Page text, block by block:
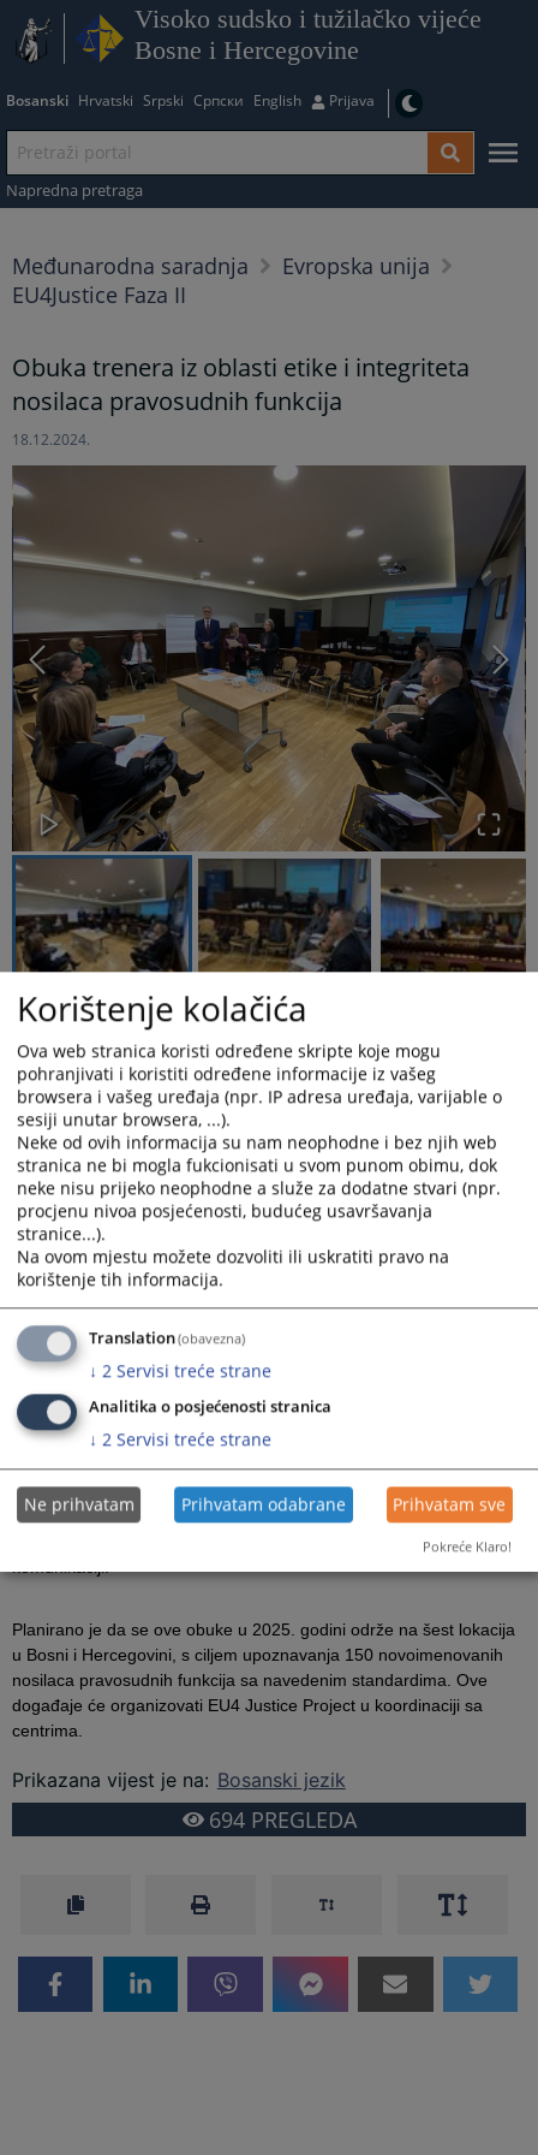
Visoko sudsko i tužilačko vijeće
Bosne i Hercegovine
Bosanski Hrvatski Srpski Српски English Prijava
Napredna pretraga
Međunarodna saradnja
Evropska unija
EU4Justice Faza II
Obuka trenera iz oblasti etike i integriteta
nosilaca pravosudnih funkcija
18.12.2024.
edukaciju sudija i tužilaca Federacije BiH i Republike Srpske održan
je program obuke trenera s ciljem da ih obuči vještinama potrebnim
za pružanje početne obuke za novoimenovane nosioce
pravosudnih funkcija. Događaj je organizovao projekat EU4 Justice
u saradnji sa centrima.
Pored učešća 10 trenera – sudija i tužilaca koje su odabrali centri –
kao i predstavnika centara i nadležnih odjela u okviru Sekretarijata
VSTV-a, obuku je vodila dr. Otilia Pacurari, EU4Justice ekspertica.
Njoj su se pridružili Muhamed Tulumović, predsjednik Općinskog
za suzbijanje korupcije, organizovanog kriminala i drugih oblika
privrednog kriminala pri Javnom republičkom tužilaštvu Republike
Odabrani treneri upoznati su s inovativnom metodologijom i
sadržajem koji će se primjenjivati prilikom provođenja budućih
obuka za novoimenovane nosioce pravosudnih funkcija o temama
koje se odnose na najvažnije međunarodne standarde o etici i
integritetu u pravosuđu Bosne i Hercegovine, kao što su
nezavisnost i nepristrasnost te etički izazovi u internoj i eksternoj
Planirano je da se ove obuke u 2025. godini održe na šest lokacija
u Bosni i Hercegovini, s ciljem upoznavanja 150 novoimenovanih
nosilaca pravosudnih funkcija sa navedenim standardima. Ove
događaje će organizovati EU4 Justice Project u koordinaciji sa
centrima.
Prikazana vijest je na: Bosanski jezik
694PREGLEDA
Korištenje kolačića
Ova web stranica koristi određene skripte koje mogu
pohranjivati i koristiti određene informacije iz vašeg
browsera i vašeg uređaja (npr. IP adresa uređaja, varijable o
sesiji unutar browsera, ...).
Neke od ovih informacija su nam neophodne i bez njih web
stranica ne bi mogla fukcionisati u svom punom obimu, dok
neke nisu prijeko neophodne a služe za dodatne stvari (npr.
procjenu nivoa posjećenosti, budućeg usavršavanja
stranice...).
Na ovom mjestu možete dozvoliti ili uskratiti pravo na
korištenje tih informacija.
Translation(obavezna)
↓ 2 Servisi treće strane
Analitika o posjećenosti stranica
↓ 2 Servisi treće strane
Ne prihvatam Prihvatam odabrane Prihvatam sve
Pokreće Klaro!